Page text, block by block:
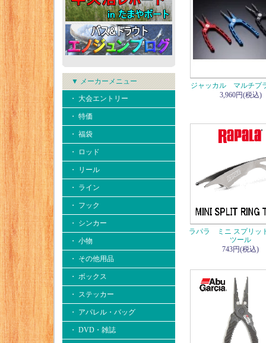
▼ メーカーメニュー
・ 大会エントリー
・ 特価
・ 福袋
・ ロッド
・ リール
・ ライン
・ フック
・ シンカー
・ 小物
・ その他用品
・ ボックス
・ ステッカー
・ アパレル・バッグ
・ DVD・雑誌
ジャッカル マルチプ
3,960円(税込)
ラパラ ミニ スプリッ
ツール
743円(税込)